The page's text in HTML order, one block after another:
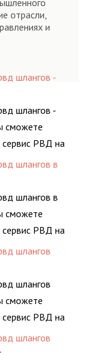
отрасли,
и
шлангов -
шлангов -
сможете
сервис РВД на
либо на
шлангов в
шлангов в
сможете
сервис РВД на
либо на
шлангов
шлангов
сможете
сервис РВД на
либо на
шлангов